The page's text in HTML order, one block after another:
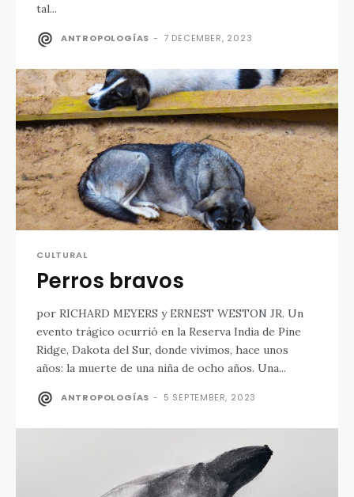
tal...
ANTROPOLOGÍAS - 7 DECEMBER, 2023
CULTURAL
Perros bravos
por RICHARD MEYERS y ERNEST WESTON JR. Un
evento trágico ocurrió en la Reserva India de Pine
Ridge, Dakota del Sur, donde vivimos, hace unos
años: la muerte de una niña de ocho años. Una...
ANTROPOLOGÍAS - 5 SEPTEMBER, 2023